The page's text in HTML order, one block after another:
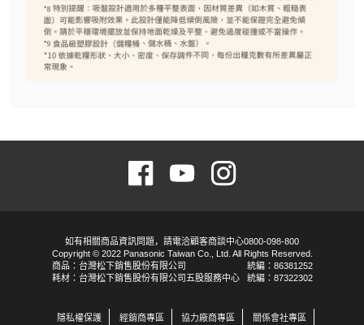
如有相關商品資訊問題，請電洽顧客商談中心0800-098-800
Copyright © 2022 Panasonic Taiwan Co., Ltd. All Rights Reserved.
商品：台灣松下銷售股份有限公司
耗材：台灣松下銷售股份有限公司五股服務中心
統編：86381252
統編：87322302
隱私權保護 經銷商專區 協力廠商專區 關係會社專區